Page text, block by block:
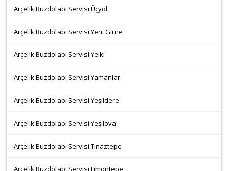
Arçelik Buzdolabı Servisi Üçyol
Arçelik Buzdolabı Servisi Yeni Girne
Arçelik Buzdolabı Servisi Yelki
Arçelik Buzdolabı Servisi Yamanlar
Arçelik Buzdolabı Servisi Yeşildere
Arçelik Buzdolabı Servisi Yeşilova
Arçelik Buzdolabı Servisi Tınaztepe
Arçelik Buzdolabı Servisi Limontepe